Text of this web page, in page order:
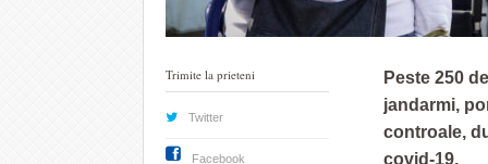
Peste 250
jandarmi,
controale,
covid-19.
Trimite la prieteni
Twitter
Facebook